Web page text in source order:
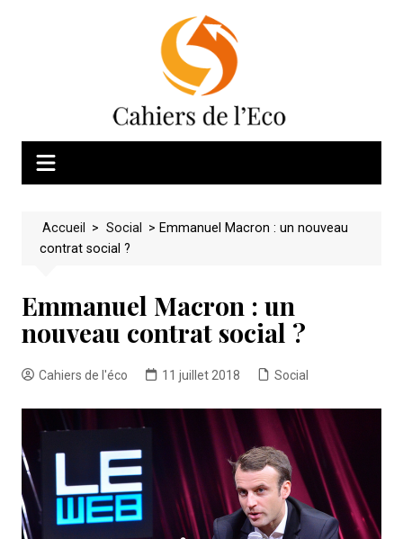
Accueil > Social > Emmanuel Macron : un nouveau
contrat social ?
Emmanuel Macron : un
nouveau contrat social ?
Cahiers de l'éco 11 juillet 2018 Social